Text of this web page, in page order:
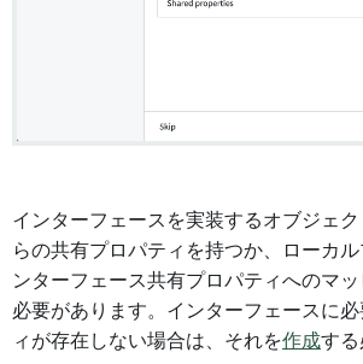
インターフェースを実装するオブジェ
らの共有プロパティを持つか、ローカ
ンターフェース共有プロパティへのマ
必要があります。インターフェースに
ィが存在しない場合は、それを作成する